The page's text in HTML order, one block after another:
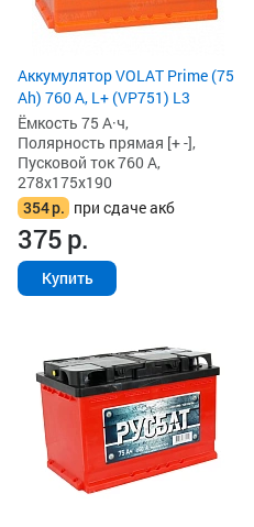
Аккумулятор VOLAT Prime (75
Ah) 760 А, L+ (VP751) L3
Ёмкость 75 А·ч,
Полярность прямая [+ -],
Пусковой ток 760 А,
278x175x190
354р. при сдаче акб
375р.
Купить